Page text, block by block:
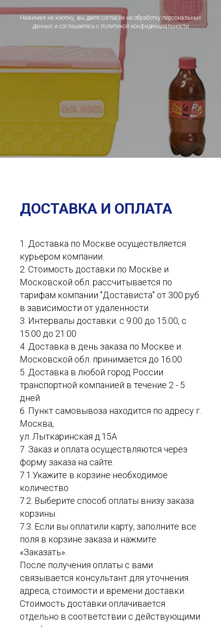
Нажимая на кнопку, вы даете согласие на обработку персональных
данных и соглашаетесь c политикой конфиденциальности
ДОСТАВКА И ОПЛАТА
1. Доставка по Москве осуществляется
курьером компании.
2. Стоимость доставки по Москве и
Московской обл. рассчитывается по
тарифам компании "Достависта" от 300 руб.
в зависимости от удаленности
3. Интервалы доставки: с 9:00 до 15:00, с
15:00 до 21:00
4. Доставка в день заказа по Москве и
Московской обл. принимается до 16:00
5. Доставка в любой город России
транспортной компанией в течение 2 - 5
дней
6. Пункт самовывоза находится по адресу г.
Москва,
ул. Лыткаринская д.15А
7. Заказ и оплата осуществляются через
форму заказа на сайте.
7.1.Укажите в корзине необходимое
количество
7.2. Выберите способ оплаты внизу заказа
корзины.
7.3. Если вы оплатили карту, заполните все
поля в корзине заказа и нажмите
«Заказать».
После получения оплаты с вами
связывается консультант для уточнения
адреса, стоимости и времени доставки.
Стоимость доставки оплачивается
отдельно в соответствии с действующими